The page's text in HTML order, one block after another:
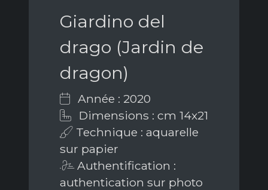
Giardino del
drago (Jardin de
dragon)
Année : 2020
Dimensions : cm 14x21
Technique : aquarelle
sur papier
Authentification :
authentication sur photo